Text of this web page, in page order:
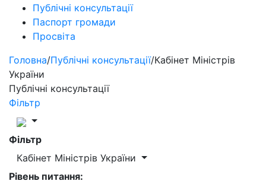
Публічні консультації
Паспорт громади
Просвіта
Головна/Публічні консультації/Кабінет Міністрів
України
Публічні консультації
Фільтр
Фільтр
Кабінет Міністрів України
Рівень питання: